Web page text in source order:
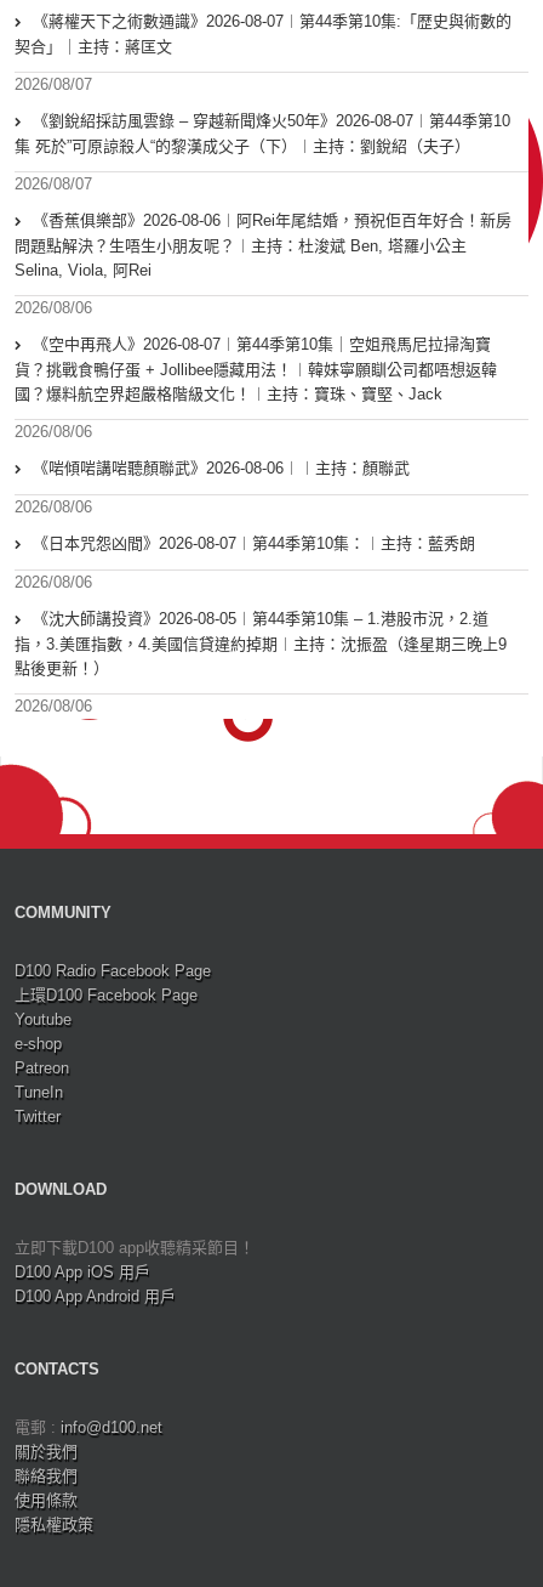
《蔣權天下之術數通識》2026-08-07︱第44季第10集:「歴史與術數的
契合」｜主持：蔣匡文
2026/08/07
《劉銳紹採訪風雲錄 – 穿越新聞烽火50年》2026-08-07︱第44季第10
集 死於”可原諒殺人“的黎漢成父子（下）︱主持：劉銳紹（夫子）
2026/08/07
《香蕉俱樂部》2026-08-06︱阿Rei年尾結婚，預祝佢百年好合！新房
問題點解決？生唔生小朋友呢？︱主持：杜浚斌 Ben, 塔羅小公主
Selina, Viola, 阿Rei
2026/08/06
《空中再飛人》2026-08-07︱第44季第10集｜空姐飛馬尼拉掃淘寶
貨？挑戰食鴨仔蛋 + Jollibee隱藏用法！︱韓妹寧願瞓公司都唔想返韓
國？爆料航空界超嚴格階級文化！︱主持：寶珠、寶堅、Jack
2026/08/06
《啱傾啱講啱聽顏聯武》2026-08-06︱︱主持：顏聯武
2026/08/06
《日本咒怨凶間》2026-08-07︱第44季第10集：︱主持：藍秀朗
2026/08/06
《沈大師講投資》2026-08-05︱第44季第10集 – 1.港股市況，2.道
指，3.美匯指數，4.美國信貸違約掉期︱主持：沈振盈（逢星期三晚上9
點後更新！）
2026/08/06
COMMUNITY
D100 Radio Facebook Page
上環D100 Facebook Page
Youtube
e-shop
Patreon
TuneIn
Twitter
DOWNLOAD
立即下載D100 app收聽精采節目！
D100 App iOS 用戶
D100 App Android 用戶
CONTACTS
電郵 : info@d100.net
關於我們
聯絡我們
使用條款
隱私權政策